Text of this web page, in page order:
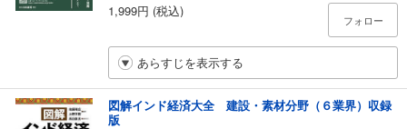
1,999円 (税込)
フォロー
あらすじを表示する
図解インド経済大全 建設・素材分野（６業界）収録
版